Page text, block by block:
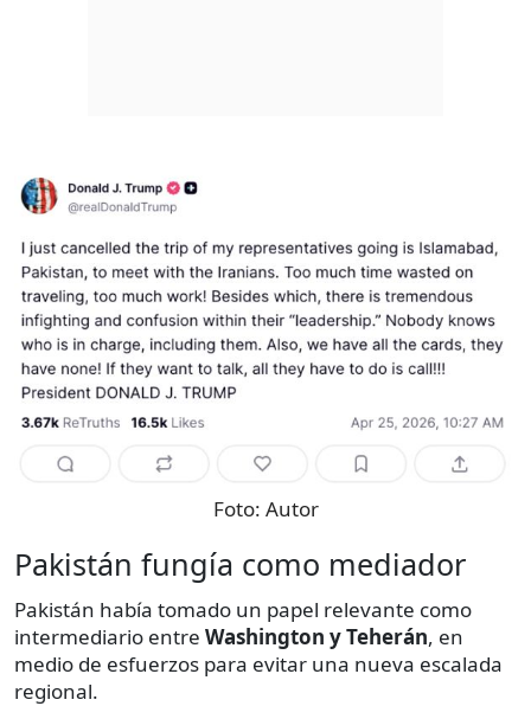
Foto: Autor
Pakistán fungía como mediador
Pakistán había tomado un papel relevante como
intermediario entre Washington y Teherán, en
medio de esfuerzos para evitar una nueva escalada
regional.